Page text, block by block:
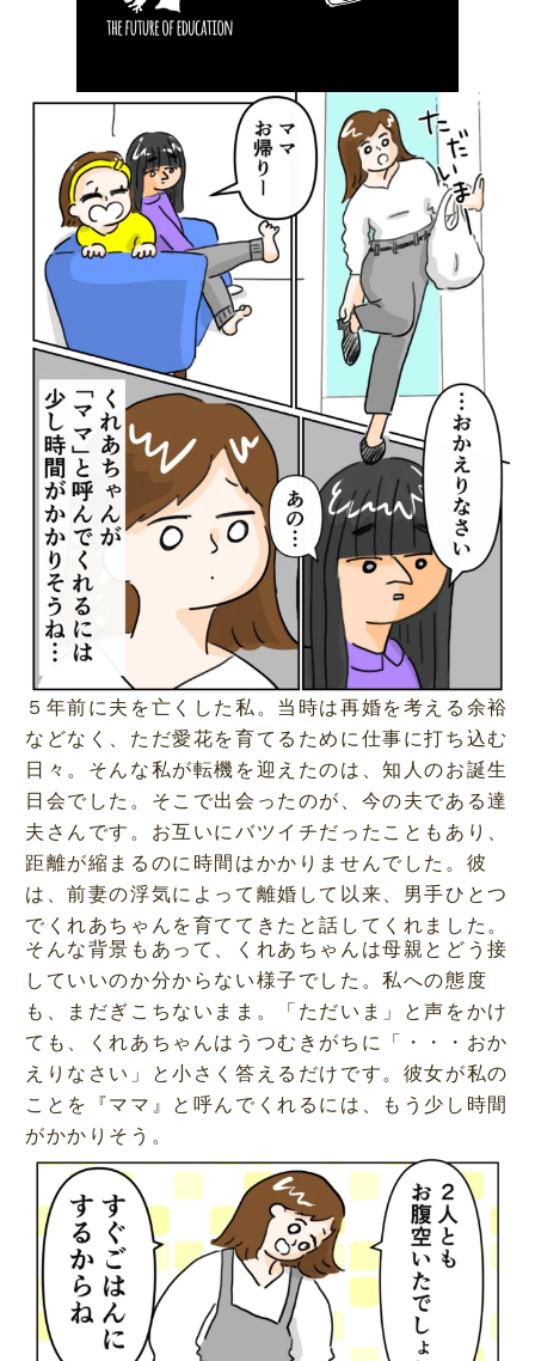
５年前に夫を亡くした私。当時は再婚を考える余裕
などなく、ただ愛花を育てるために仕事に打ち込む
日々。そんな私が転機を迎えたのは、知人のお誕生
日会でした。そこで出会ったのが、今の夫である達
夫さんです。お互いにバツイチだったこともあり、
距離が縮まるのに時間はかかりませんでした。彼
は、前妻の浮気によって離婚して以来、男手ひとつ
でくれあちゃんを育ててきたと話してくれました。
そんな背景もあって、くれあちゃんは母親とどう接
していいのか分からない様子でした。私への態度
も、まだぎこちないまま。「ただいま」と声をかけ
ても、くれあちゃんはうつむきがちに「・・・おか
えりなさい」と小さく答えるだけです。彼女が私の
ことを『ママ』と呼んでくれるには、もう少し時間
がかかりそう。